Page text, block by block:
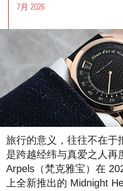
7月 2026
旅行的意义，往往不在于
是跨越经纬与真爱之人再
Arpels（梵克雅宝）在
上全新推出的 Midnight